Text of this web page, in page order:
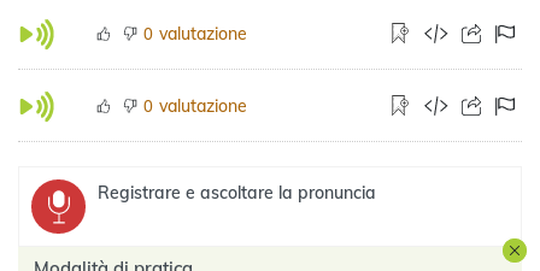
0 valutazione
0 valutazione
Registrare e ascoltare la pronuncia